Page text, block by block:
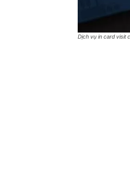
Dịch vụ in card visit